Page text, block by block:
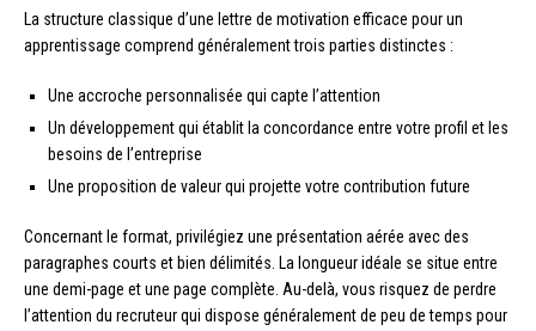
La structure classique d’une lettre de motivation efficace pour un
apprentissage comprend généralement trois parties distinctes :
Une accroche personnalisée qui capte l’attention
Un développement qui établit la concordance entre votre profil et les
besoins de l’entreprise
Une proposition de valeur qui projette votre contribution future
Concernant le format, privilégiez une présentation aérée avec des
paragraphes courts et bien délimités. La longueur idéale se situe entre
une demi-page et une page complète. Au-delà, vous risquez de perdre
l’attention du recruteur qui dispose généralement de peu de temps pour